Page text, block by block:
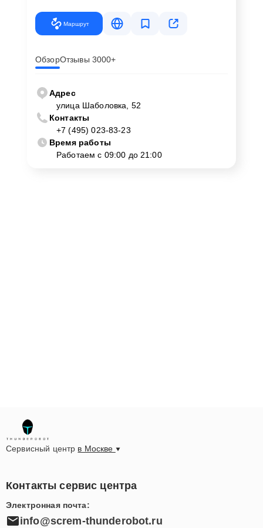
Маршрут
ОбзорОтзывы 3000+
Адрес
улица Шаболовка, 52
Контакты
+7 (495) 023-83-23
Время работы
Работаем с 09:00 до 21:00
Сервисный центр в Москве
Контакты сервис центра
Электронная почта:
info@screm-thunderobot.ru